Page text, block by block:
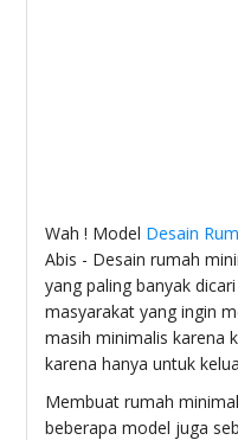
Wah ! Model Desain
Abis - Desain rumah
yang paling banyak
masyarakat yang ingin
masih minimalis karena
karena hanya untuk
Membuat rumah
beberapa model juga